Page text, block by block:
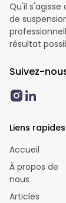
Qu'il
de
résultat
Suivez-
Liens rapides
Accueil
À propos de
nous
Articles